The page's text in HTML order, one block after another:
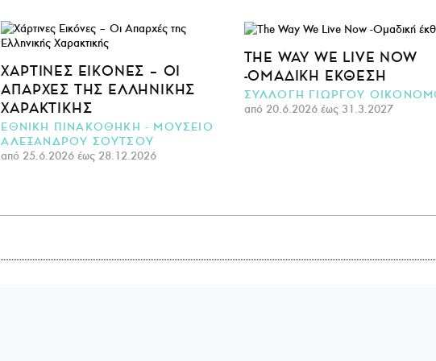
ΧΆΡΤΙΝΕΣ ΕΙΚΌΝΕΣ – ΟΙ
ΑΠΑΡΧΈΣ ΤΗΣ ΕΛΛΗΝΙΚΉΣ
ΧΑΡΑΚΤΙΚΉΣ
ΕΘΝΙΚΗ ΠΙΝΑΚΟΘΗΚΗ - ΜΟΥΣΕΙΟ
ΑΛΕΞΑΝΔΡΟΥ ΣΟΥΤΣΟΥ
από 25.6.2026 έως 28.12.2026
THE WAY WE LIVE NOW
-ΟΜΑΔΙΚΉ ΈΚΘΕΣΗ
ΣΥΛΛΟΓΗ ΓΙΩΡΓΟΥ
από 20.6.2026 έως 31.3.2027